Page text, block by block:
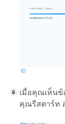
เมื่อคุณเห็นข้
คุณรีสตาร์ท